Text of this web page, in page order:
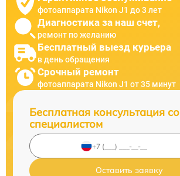
фотоаппарата Nikon J1 до 3 лет
Диагностика за наш счет,
ремонт по желанию
Бесплатный выезд курьера
в день обращения
Срочный ремонт
фотоаппарата Nikon J1 от 35 минут
Бесплатная консультация со
специалистом
Оставить заявку